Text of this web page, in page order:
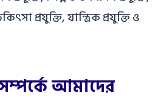
প্রযুক্তি, যান্ত্রিক প্রযুক্তি ও
আমাদের